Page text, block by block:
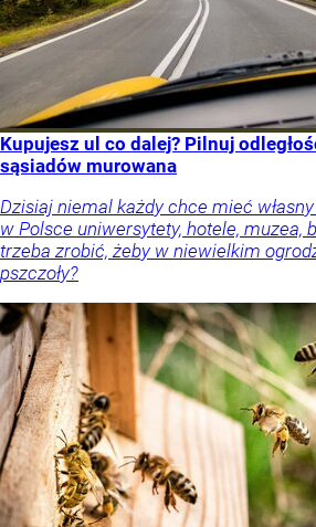
Kupujesz ul co dalej? Pilnuj
sąsiadów murowana
Dzisiaj niemal każdy chce mieć
w Polsce uniwersytety, hotele, muzea,
trzeba zrobić, żeby w niewielkim
pszczoły?